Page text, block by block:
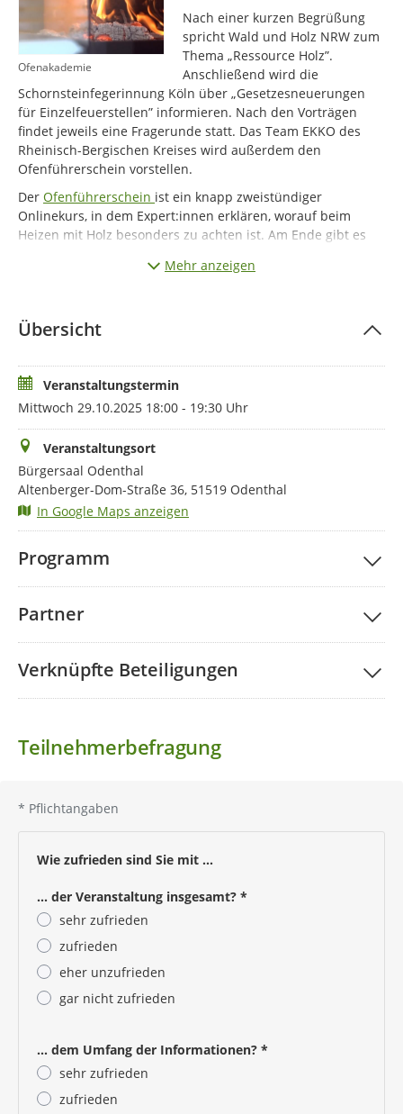
Ofenakademie
Nach einer kurzen Begrüßung
spricht Wald und Holz NRW zum
Thema „Ressource Holz”.
Anschließend wird die
Schornsteinfegerinnung Köln über „Gesetzesneuerungen
für Einzelfeuerstellen” informieren. Nach den Vorträgen
findet jeweils eine Fragerunde statt. Das Team EKKO des
Rheinisch-Bergischen Kreises wird außerdem den
Ofenführerschein vorstellen.
Der Ofenführerschein ist ein knapp zweistündiger
Onlinekurs, in dem Expert:innen erklären, worauf beim
Heizen mit Holz besonders zu achten ist. Am Ende gibt es
Ofenführerschein, ein personalisiertes Umweltzertifikat. Der
Anschließend können sich die Teilnehmenden bei einem
der Gemeinde Odenthal, dem Team EKKO und dem
Bergischen Energie- und Ressourcenzentrum/metabolon
holen.
Mehr anzeigen
Übersicht
Veranstaltungstermin
Mittwoch 29.10.2025 18:00 - 19:30 Uhr
Veranstaltungsort
Bürgersaal Odenthal
Altenberger-Dom-Straße 36, 51519 Odenthal
In Google Maps anzeigen
Programm
Partner
Verknüpfte Beteiligungen
Teilnehmerbefragung
* Pflichtangaben
Wie zufrieden sind Sie mit ...
... der Veranstaltung insgesamt? *
sehr zufrieden
zufrieden
eher unzufrieden
gar nicht zufrieden
... dem Umfang der Informationen? *
sehr zufrieden
zufrieden